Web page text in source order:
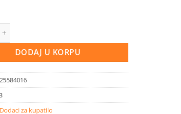
osvijetljeno kozmetičko ogledalo sa stalkom količina
DODAJ U KORPU
Dodaci za kupatilo